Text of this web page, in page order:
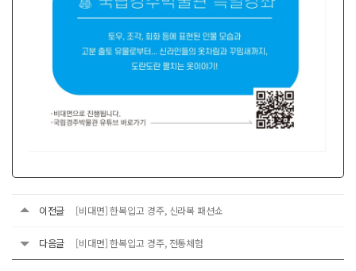
이전글 [비대면] 한복입고 경주, 신라복 패션쇼
다음글 [비대면] 한복입고 경주, 전통체험